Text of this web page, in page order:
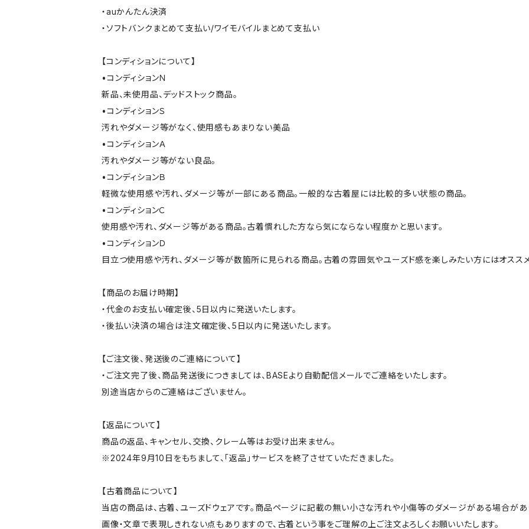
・auかんたん決済
・ソフトバンクまとめて支払い/ワイモバイルまとめて支払い
【コンディションについて】
•コンディションＮ
新品、未使用品、デッドストック商品。
•コンディションＳ
汚れやダメージ等がなく、使用感もあまりない美品
•コンディションＡ
汚れやダメージ等がない良品。
•コンディションＢ
軽微な使用感や汚れ、ダメージ等が一部にある商品。一般的な古着屋には比較的多い状態の商品。
•コンディションＣ
使用感や汚れ、ダメージ等がある商品。古着慣れした方なら気にならない程度かと思います。
•コンディションＤ
目立つ使用感や汚れ、ダメージ等が数箇所に見られる商品。古着の雰囲気やユーズド感を楽しみたい方にはオスス
【商品のお届け時期】
・代金のお支払い確定後、5日以内に発送いたします。
・後払い決済の場合は注文確定後、5日以内に発送いたします。
【ご注文後、発送後のご連絡について】
・ご注文完了後、商品発送後につきましては、BASEより自動配信メールでご連絡をいたします。
別途当店からのご連絡はございません。
【返品について】
商品の返品、キャンセル、交換、クレーム等はお受け出来ません。
※2024年9月10日をもちまして、「返品」サービスを終了させていただきました。
【古着商品について】
当店の商品は、古着、ユーズドウェアです。商品ページに記載の無い小さな汚れや小傷等のダメージがある場合があ
画像・文章で表現しきれない点もありますので、古着という事をご理解の上ご注文よろしくお願いいたします。